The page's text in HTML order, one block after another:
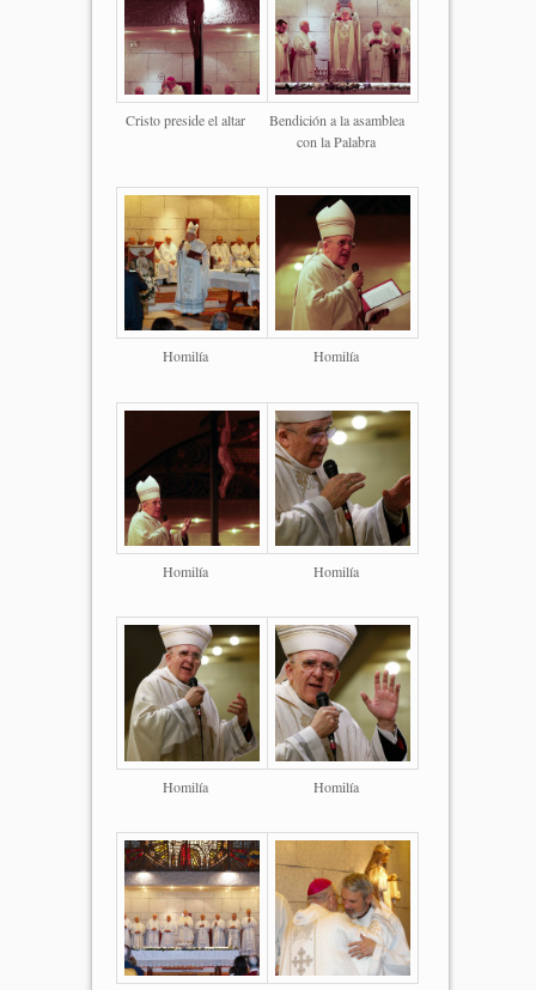
Cristo preside el altar
Bendición a la asamblea
con la Palabra
Homilía Homilía
Homilía Homilía
Homilía Homilía